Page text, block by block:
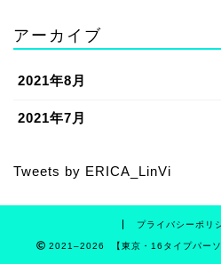
アーカイブ
2021年8月
2021年7月
Tweets by ERICA_LinVi
プライバシーポリ
2021–2026 【東京・16タイプパー